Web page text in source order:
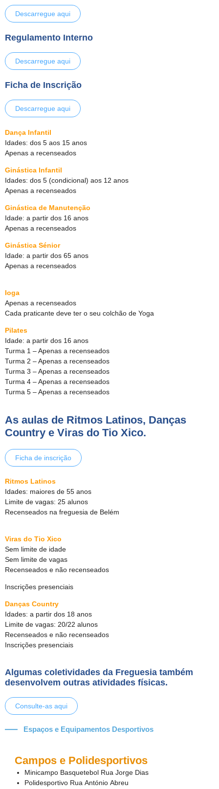
Descarregue aqui
Regulamento Interno
Descarregue aqui
Ficha de Inscrição
Descarregue aqui
Dança Infantil
Idades: dos 5 aos 15 anos
Apenas a recenseados
Ginástica Infantil
Idades: dos 5 (condicional) aos 12 anos
Apenas a recenseados
Ginástica de Manutenção
Idade: a partir dos 16 anos
Apenas a recenseados
Ginástica Sénior
Idade: a partir dos 65 anos
Apenas a recenseados
Ioga
Apenas a recenseados
Cada praticante deve ter o seu colchão de Yoga
Pilates
Idade: a partir dos 16 anos
Turma 1 – Apenas a recenseados
Turma 2 – Apenas a recenseados
Turma 3 – Apenas a recenseados
Turma 4 – Apenas a recenseados
Turma 5 – Apenas a recenseados
As aulas de Ritmos Latinos, Danças
Country e Viras do Tio Xico.
Ficha de inscrição
Ritmos Latinos
Idades: maiores de 55 anos
Limite de vagas: 25 alunos
Recenseados na freguesia de Belém
Viras do Tio Xico
Sem limite de idade
Sem limite de vagas
Recenseados e não recenseados
Inscrições presenciais
Danças Country
Idades: a partir dos 18 anos
Limite de vagas: 20/22 alunos
Recenseados e não recenseados
Inscrições presenciais
Algumas coletividades da Freguesia também
desenvolvem outras atividades físicas.
Consulte-as aqui
Espaços e Equipamentos Desportivos
Campos e Polidesportivos
Minicampo Basquetebol Rua Jorge Dias
Polidesportivo Rua António Abreu